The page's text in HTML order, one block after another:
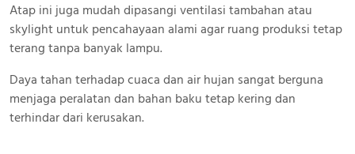
Atap ini juga mudah dipasangi ventilasi tambahan atau
skylight untuk pencahayaan alami agar ruang produksi tetap
terang tanpa banyak lampu.
Daya tahan terhadap cuaca dan air hujan sangat berguna
menjaga peralatan dan bahan baku tetap kering dan
terhindar dari kerusakan.